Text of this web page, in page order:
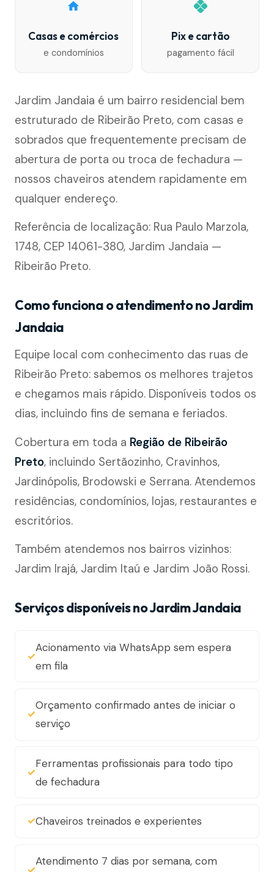
Casas e comércios
e condomínios
Pix e cartão
pagamento fácil
Jardim Jandaia é um bairro residencial bem
estruturado de Ribeirão Preto, com casas e
sobrados que frequentemente precisam de
abertura de porta ou troca de fechadura —
nossos chaveiros atendem rapidamente em
qualquer endereço.
Referência de localização: Rua Paulo Marzola,
1748, CEP 14061-380, Jardim Jandaia —
Ribeirão Preto.
Como funciona o atendimento no Jardim
Jandaia
Equipe local com conhecimento das ruas de
Ribeirão Preto: sabemos os melhores trajetos
e chegamos mais rápido. Disponíveis todos os
dias, incluindo fins de semana e feriados.
Cobertura em toda a Região de Ribeirão
Preto, incluindo Sertãozinho, Cravinhos,
Jardinópolis, Brodowski e Serrana. Atendemos
residências, condomínios, lojas, restaurantes e
escritórios.
Também atendemos nos bairros vizinhos:
Jardim Irajá, Jardim Itaú e Jardim João Rossi.
Serviços disponíveis no Jardim Jandaia
Acionamento via WhatsApp sem espera
em fila
Orçamento confirmado antes de iniciar o
serviço
Ferramentas profissionais para todo tipo
de fechadura
Chaveiros treinados e experientes
Atendimento 7 dias por semana, com